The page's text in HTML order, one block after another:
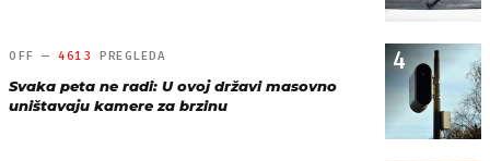
4
OFF —4613 PREGLEDA
Svaka peta ne radi: U ovoj državi masovno
uništavaju kamere za brzinu